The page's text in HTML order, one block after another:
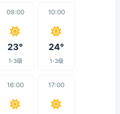
09:00
23°
1-3级
10:00
24°
1-3级
16:00 17:00